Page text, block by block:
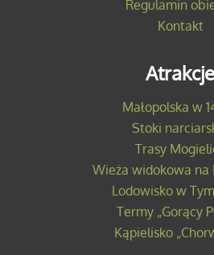
Regulamin
Kontakt
Atrakcje
Małopolska w
Stoki
Trasy
Wieża widokowa na
Lodowisko w
Termy „Gorący
Kąpielisko